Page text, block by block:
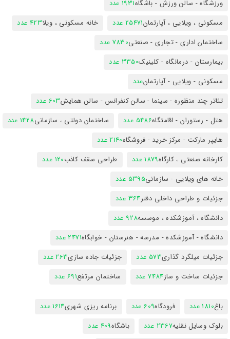
ورزشگاه - سالن ورزش - باشگاه1931 عدد
مسکونی ، ویلایی ، آپارتمان25471 عدد خانه مسکونی ، ویلا423 عدد
ساختمان اداری - تجاری - صنعتی7830 عدد
بیمارستان - درمانگاه - کلینیک3350 عدد
مسکونی - ویلایی - آپارتمانعدد
تئاتر چند منظوره - سینما - سالن کنفرانس - سالن همایش603 عدد
هتل - رستوران - اقامتگاه5486 عدد ساختمان دولتی ، سازمانی1428 عدد
هایپر مارکت - مرکز خرید - فروشگاه2140 عدد
کارخانه صنعتی ، کارگاه1879 عدد طراحی سقف کاذب120 عدد
خانه های ویلایی - سازمانی5395 عدد
جزئیات و طراحی داخلی دفتر364 عدد
دانشگاه ، آموزشکده ، موسسه928 عدد
دانشگاه - آموزشکده - مدرسه - هنرستان - خوابگاه2471 عدد
جزئیات میلگرد گذاری573 عدد جزئیات جاده سازی263 عدد
جزئیات ساخت و ساز7484 عدد ساختمان مرتفع691 عدد
باغ1810 عدد فرودگاه609 عدد برنامه ریزی شهری1614 عدد
بلوک وسایل نقلیه2367 عدد باشگاه409 عدد